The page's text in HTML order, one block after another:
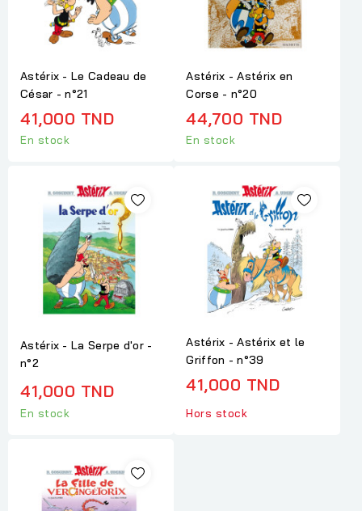
Astérix - Le Cadeau de
César - n°21
41,000 TND
En stock
Astérix - Astérix en
Corse - n°20
44,700 TND
En stock
Astérix - La Serpe d'or -
n°2
41,000 TND
En stock
Astérix - Astérix et le
Griffon - n°39
41,000 TND
Hors stock